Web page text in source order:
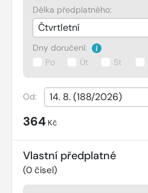
Délka předplatného:
Dny doručení:
Po
Út St
Od:
364 Kč
Vlastní předplatné
(0 čísel)